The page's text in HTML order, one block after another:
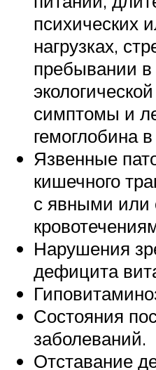
психических
нагрузках,
пребывании в
симптомы и
гемоглобина
Язвенные
кишечного
с явными или
Нарушения
дефицита
Состояния
заболеваний.
Отставание